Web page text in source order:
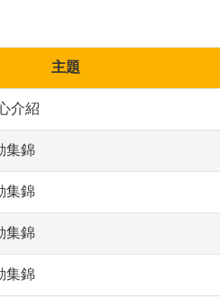
主題
介紹
集錦
集錦
集錦
集錦